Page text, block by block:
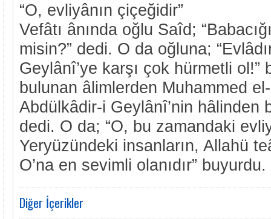
“O, evliyânın çiçeğidir”
Vefâtı ânında oğlu Saîd;
misin?” dedi. O da oğluna;
Geylânî’ye karşı çok hürmetli ol!”
bulunan âlimlerden Muhammed
Abdülkâdir-i Geylânî’nin hâlinden
dedi. O da; “O, bu zamandaki
Yeryüzündeki insanların, Allahü
O’na en sevimli olanıdır” buyurdu.
Diğer İçerikler